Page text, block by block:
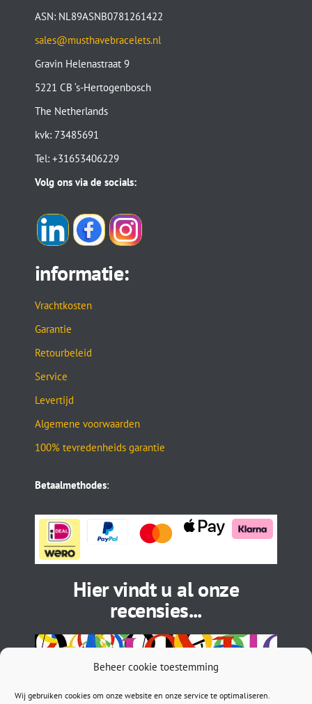
Beheer cookie toestemming
Wij gebruiken cookies om onze website en onze service te optimaliseren.
ASN: NL89ASNB0781261422
sales@musthavebracelets.nl
Gravin Helenastraat 9
5221 CB ‘s-Hertogenbosch
The Netherlands
kvk: 73485691
Tel: +31653406229
Volg ons via de socials:
informatie:
Vrachtkosten
Garantie
Retourbeleid
Service
Levertijd
Algemene voorwaarden
100% tevredenheids garantie
Betaalmethodes:
Hier vindt u al onze
recensies...